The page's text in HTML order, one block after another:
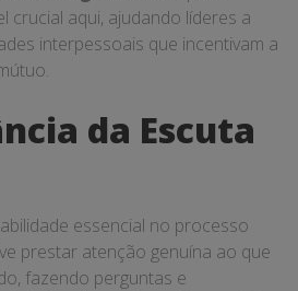
crucial aqui, ajudando líderes a
interpessoais que incentivam a
da Escuta
essencial no processo
prestar atenção genuína ao que
fazendo perguntas e